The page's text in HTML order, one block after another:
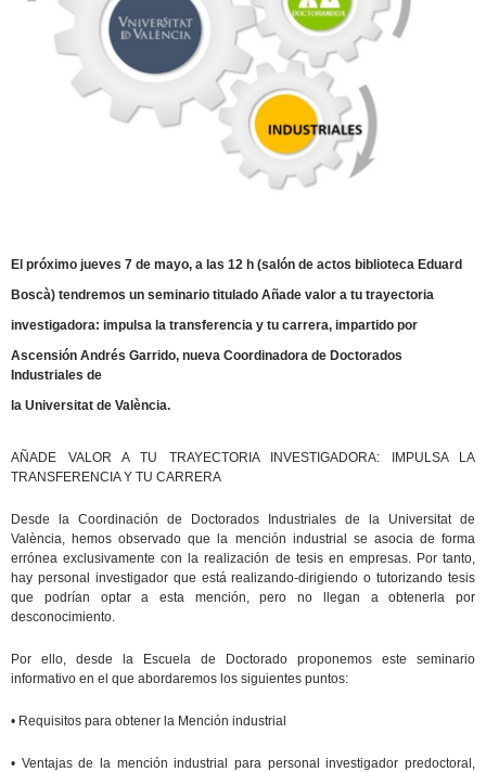
El próximo jueves 7 de mayo, a las 12 h (salón de actos biblioteca Eduard
Boscà) tendremos un seminario titulado Añade valor a tu trayectoria
investigadora: impulsa la transferencia y tu carrera, impartido por
Ascensión Andrés Garrido, nueva Coordinadora de Doctorados
Industriales de
la Universitat de València.
AÑADE VALOR A TU TRAYECTORIA INVESTIGADORA: IMPULSA LA
TRANSFERENCIA Y TU CARRERA
Desde la Coordinación de Doctorados Industriales de la Universitat de
València, hemos observado que la mención industrial se asocia de forma
errónea exclusivamente con la realización de tesis en empresas. Por tanto,
hay personal investigador que está realizando-dirigiendo o tutorizando tesis
que podrían optar a esta mención, pero no llegan a obtenerla por
desconocimiento.
Por ello, desde la Escuela de Doctorado proponemos este seminario
informativo en el que abordaremos los siguientes puntos:
• Requisitos para obtener la Mención industrial
• Ventajas de la mención industrial para personal investigador predoctoral,